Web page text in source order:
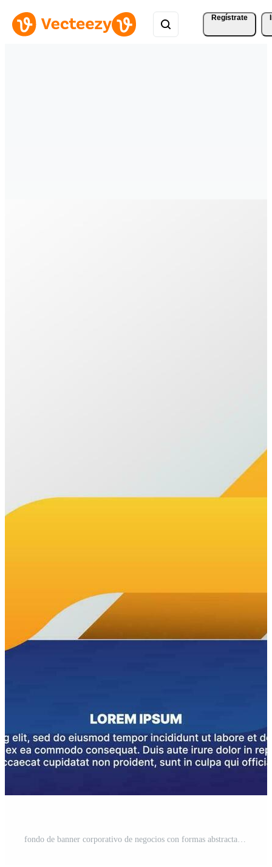
Regístrate
fondo de banner corporativo de negocios con formas abstractas amarillas y azules. ilustración vectorial Vector Pro